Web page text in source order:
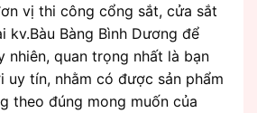
vị thi công cổng sắt, cửa sắt
kv.Bàu Bàng Bình Dương để
nhiên, quan trọng nhất là bạn
uy tín, nhằm có được sản phẩm
theo đúng mong muốn của